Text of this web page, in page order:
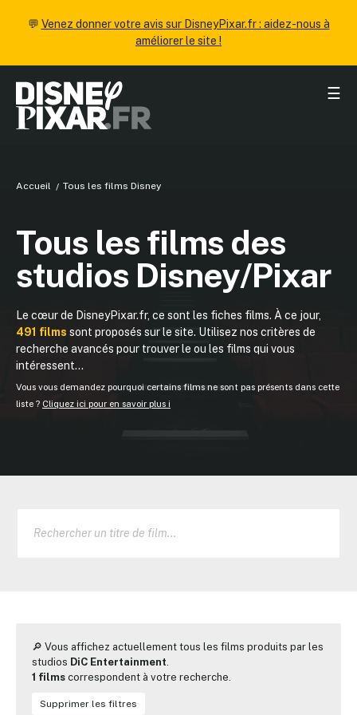
💬 Venez donner votre avis sur DisneyPixar.fr : aidez-nous à
améliorer le site !
☰
Accueil Tous les films Disney
Tous les films des
studios Disney/Pixar
Le cœur de DisneyPixar.fr, ce sont les fiches films. À ce jour,
491 films sont proposés sur le site. Utilisez nos critères de
recherche avancés pour trouver le ou les films qui vous
intéressent...
Vous vous demandez pourquoi certains films ne sont pas présents dans cette
liste ? Cliquez ici pour en savoir plus ℹ️
🔎 Vous affichez actuellement tous les films produits par les
studios DiC Entertainment.
1 films correspondent à votre recherche.
Supprimer les filtres